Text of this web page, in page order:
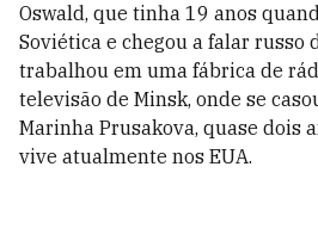
Oswald, que tinha 19 anos
Soviética e chegou a falar russo
trabalhou em uma fábrica de
televisão de Minsk, onde se
Marinha Prusakova, quase dois
vive atualmente nos EUA.